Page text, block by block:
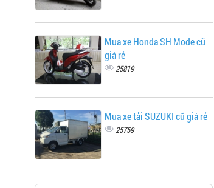
Mua xe Honda SH Mode cũ
giá rẻ
25819
Mua xe tải SUZUKI cũ giá rẻ
25759